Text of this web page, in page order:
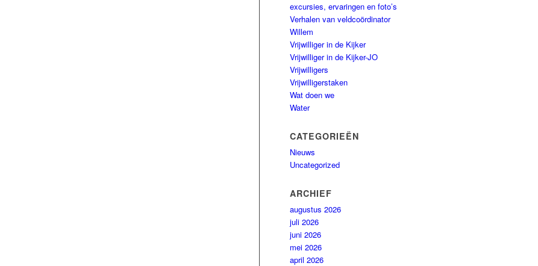
excursies, ervaringen en foto’s
Verhalen van veldcoördinator
Willem
Vrijwilliger in de Kijker
Vrijwilliger in de Kijker-JO
Vrijwilligers
Vrijwilligerstaken
Wat doen we
Water
CATEGORIEËN
Nieuws
Uncategorized
ARCHIEF
augustus 2026
juli 2026
juni 2026
mei 2026
april 2026